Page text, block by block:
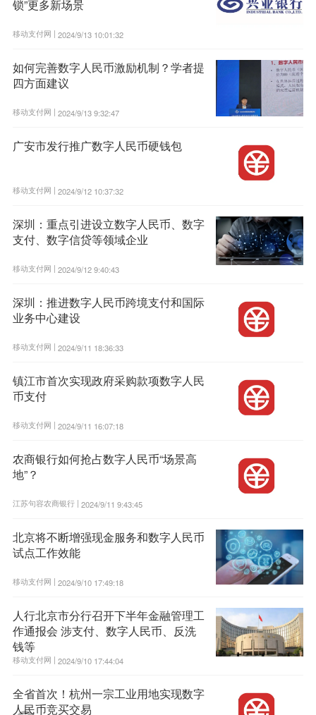
锁”更多新场景
移动支付网 | 2024/9/13 10:01:32
如何完善数字人民币激励机制？学者提
四方面建议
移动支付网 | 2024/9/13 9:32:47
广安市发行推广数字人民币硬钱包
移动支付网 | 2024/9/12 10:37:32
深圳：重点引进设立数字人民币、数字
支付、数字信贷等领域企业
移动支付网 | 2024/9/12 9:40:43
深圳：推进数字人民币跨境支付和国际
业务中心建设
移动支付网 | 2024/9/11 18:36:33
镇江市首次实现政府采购款项数字人民
币支付
移动支付网 | 2024/9/11 16:07:18
农商银行如何抢占数字人民币“场景高
地”？
江苏句容农商银行 | 2024/9/11 9:43:45
北京将不断增强现金服务和数字人民币
试点工作效能
移动支付网 | 2024/9/10 17:49:18
人行北京市分行召开下半年金融管理工
作通报会 涉支付、数字人民币、反洗
钱等
移动支付网 | 2024/9/10 17:44:04
全省首次！杭州一宗工业用地实现数字
人民币竞买交易